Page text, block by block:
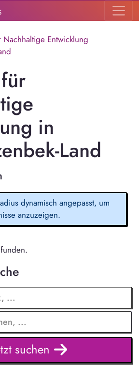
Entwicklung
in
Land
dynamisch angepasst, um
anzuzeigen.
suchen